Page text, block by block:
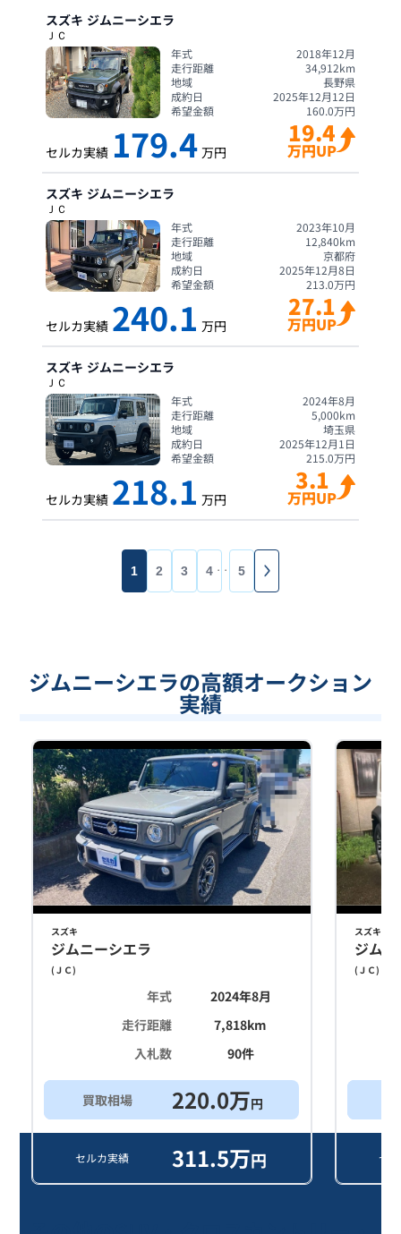
スズキ ジムニーシエラ
ＪＣ
年式
2018年12月
走行距離
34,912km
地域
長野県
成約日
2025年12月12日
希望金額
160.0万円
セルカ実績 179.4 万円
19.4
万円UP
スズキ ジムニーシエラ
ＪＣ
年式
2023年10月
走行距離
12,840km
地域
京都府
成約日
2025年12月8日
希望金額
213.0万円
セルカ実績 240.1 万円
27.1
万円UP
スズキ ジムニーシエラ
ＪＣ
年式
2024年8月
走行距離
5,000km
地域
埼玉県
成約日
2025年12月1日
希望金額
215.0万円
セルカ実績 218.1 万円
3.1
万円UP
1 2 3 4 ・・・ 5
ジムニーシエラの高額オークション
実績
スズキ
ジムニーシエラ
( ＪＣ)
年式
2024年8月
走行距離
7,818km
入札数
90件
買取相場 220.0万円
セルカ実績 311.5万円
スズキ
ジム
( ＪＣ)
セ